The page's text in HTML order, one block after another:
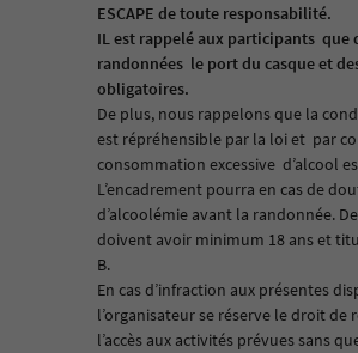
ESCAPE de toute responsabilité.
IL est rappelé aux participants que
randonnées le port du casque et
obligatoires.
De plus, nous rappelons que la
est répréhensible par la loi et par
consommation excessive d’alcool
L’encadrement pourra en cas de
d’alcoolémie avant la randonnée.
doivent avoir minimum 18 ans et
B.
En cas d’infraction aux présentes
l’organisateur se réserve le droit de
l’accès aux activités prévues sans